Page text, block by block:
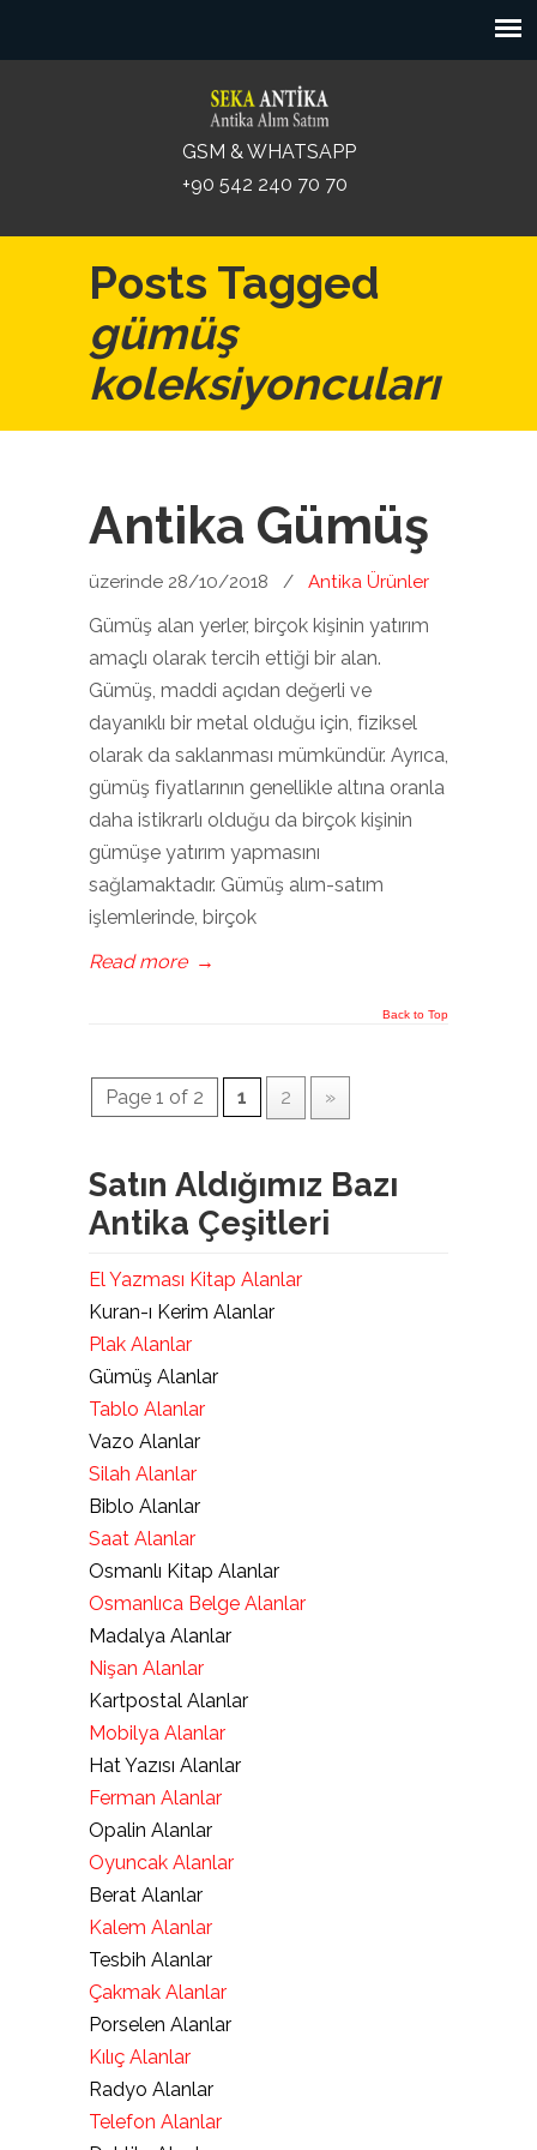
GSM & WHATSAPP
+90 542 240 70 70
Posts Tagged
gümüş
koleksiyoncuları
Antika Gümüş
üzerinde 28/10/2018 / Antika Ürünler
Gümüş alan yerler, birçok kişinin yatırım
amaçlı olarak tercih ettiği bir alan.
Gümüş, maddi açıdan değerli ve
dayanıklı bir metal olduğu için, fiziksel
olarak da saklanması mümkündür. Ayrıca,
gümüş fiyatlarının genellikle altına oranla
daha istikrarlı olduğu da birçok kişinin
gümüşe yatırım yapmasını
sağlamaktadır. Gümüş alım-satım
işlemlerinde, birçok
Read more →
Back to Top
Page 1 of 2 1 2 »
Satın Aldığımız Bazı
Antika Çeşitleri
El Yazması Kitap Alanlar
Kuran-ı Kerim Alanlar
Plak Alanlar
Gümüş Alanlar
Tablo Alanlar
Vazo Alanlar
Silah Alanlar
Biblo Alanlar
Saat Alanlar
Osmanlı Kitap Alanlar
Osmanlıca Belge Alanlar
Madalya Alanlar
Nişan Alanlar
Kartpostal Alanlar
Mobilya Alanlar
Hat Yazısı Alanlar
Ferman Alanlar
Opalin Alanlar
Oyuncak Alanlar
Berat Alanlar
Kalem Alanlar
Tesbih Alanlar
Çakmak Alanlar
Porselen Alanlar
Kılıç Alanlar
Radyo Alanlar
Telefon Alanlar